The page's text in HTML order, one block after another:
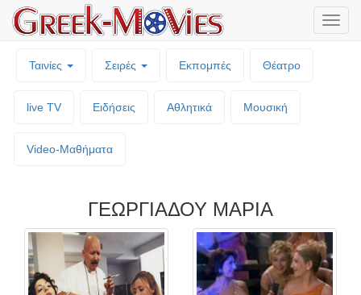
Ταινίες Σειρές Εκπομπές Θέατρο
live TV Ειδήσεις Αθλητικά Μουσική
Video-Mαθήματα
ΓΕΩΡΓΙΑΔΟΥ ΜΑΡΙΑ